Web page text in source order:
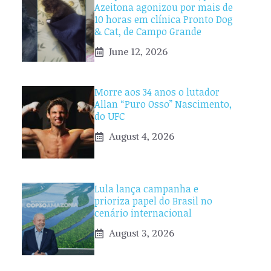
Azeitona agonizou por mais de
10 horas em clínica Pronto Dog
& Cat, de Campo Grande
June 12, 2026
Morre aos 34 anos o lutador
Allan “Puro Osso” Nascimento,
do UFC
August 4, 2026
Lula lança campanha e
prioriza papel do Brasil no
cenário internacional
August 3, 2026